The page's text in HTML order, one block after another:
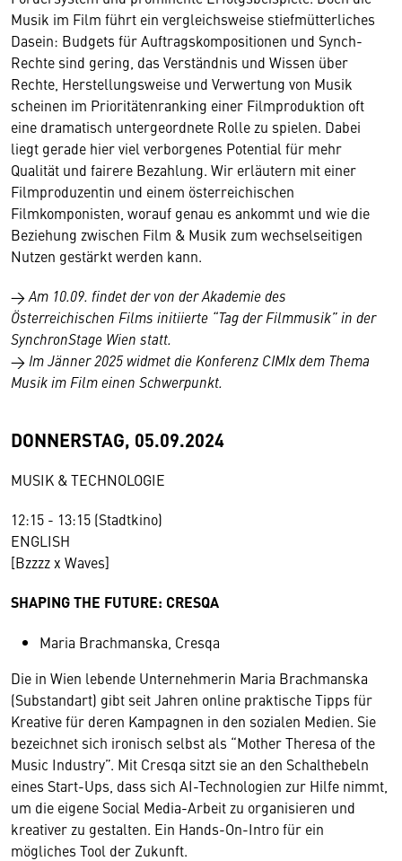
Musik im Film führt ein vergleichsweise stiefmütterliches
Dasein: Budgets für Auftragskompositionen und Synch-
Rechte sind gering, das Verständnis und Wissen über
Rechte, Herstellungsweise und Verwertung von Musik
scheinen im Prioritätenranking einer Filmproduktion oft
eine dramatisch untergeordnete Rolle zu spielen. Dabei
liegt gerade hier viel verborgenes Potential für mehr
Qualität und fairere Bezahlung. Wir erläutern mit einer
Filmproduzentin und einem österreichischen
Filmkomponisten, worauf genau es ankommt und wie die
Beziehung zwischen Film & Musik zum wechselseitigen
Nutzen gestärkt werden kann.
→ Am 10.09. findet der von der Akademie des
Österreichischen Films initiierte “Tag der Filmmusik” in der
SynchronStage Wien statt.
→ Im Jänner 2025 widmet die Konferenz CIMIx dem Thema
Musik im Film einen Schwerpunkt.
DONNERSTAG, 05.09.2024
MUSIK & TECHNOLOGIE
12:15 - 13:15 (Stadtkino)
ENGLISH
[Bzzzz x Waves]
SHAPING THE FUTURE: CRESQA
Maria Brachmanska, Cresqa
Die in Wien lebende Unternehmerin Maria Brachmanska
(Substandart) gibt seit Jahren online praktische Tipps für
Kreative für deren Kampagnen in den sozialen Medien. Sie
bezeichnet sich ironisch selbst als “Mother Theresa of the
Music Industry”. Mit Cresqa sitzt sie an den Schalthebeln
eines Start-Ups, dass sich AI-Technologien zur Hilfe nimmt,
um die eigene Social Media-Arbeit zu organisieren und
kreativer zu gestalten. Ein Hands-On-Intro für ein
mögliches Tool der Zukunft.